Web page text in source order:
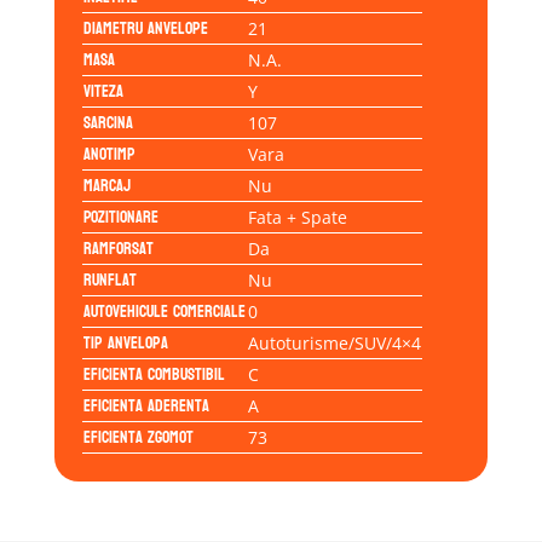
Diametru anvelope 21
Masa N.A.
Viteza Y
Sarcina 107
Anotimp Vara
Marcaj Nu
Pozitionare Fata + Spate
Ramforsat Da
Runflat Nu
Autovehicule comerciale0
Tip anvelopa Autoturisme/SUV/4×4
Eficienta Combustibil C
Eficienta Aderenta A
Eficienta Zgomot 73